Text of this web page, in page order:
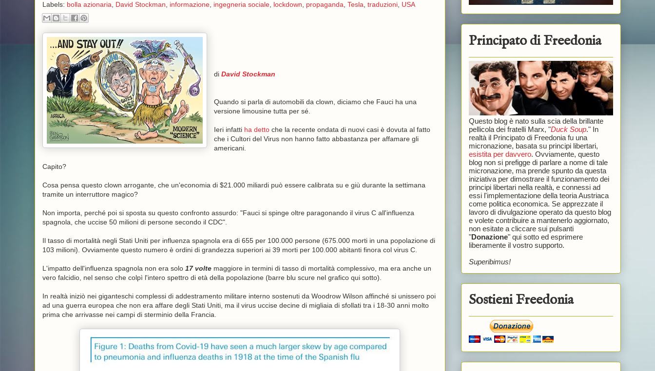
Labels: bolla azionaria David Stockman informazione, ingegneria sociale, lockdown propaganda Tesla traduzioni, USA
di David Stockman
Quando si parla di automobili da clown, diciamo che Fauci ha una
versione limousine tutta per sé.
Ieri infatti ha dettoche la recente ondata di nuovi casi è dovuta al fatto
che i Cultori del Virus non hanno fatto abbastanza per affamare gli
americani.
Capito?
Cosa pensa questo clown arrogante, che un'economia di $21.000 miliardi può essere calibrata su e giù durante la settimana
tramite un interruttore magico?
Non importa, perché poi si sposta su questo confronto assurdo: "Fauci si spinge oltre paragonando il virus C all'influenza
spagnola, che uccise 50 milioni di persone secondo il CDC".
Il tasso di mortalità negli Stati Uniti per influenza spagnola era di 655 per 100.000 persone (675.000 morti in una popolazione di
103 milioni). Ovviamente questo numero è ordini di grandezza superiori ai 39 morti per 100.000 abitanti finora col virus C.
L'impatto dell'influenza spagnola non era solo 17 voltemaggiore in termini di tasso di mortalità complessivo, ma era anche un
vero falcidio, nel senso che colpì l'intero spettro di età della popolazione (barre blu scure nel grafico qui sotto).
In realtà iniziò nei giganteschi complessi di addestramento militare interno sostenuti da Woodrow Wilson affinché si unissero poi
ad una guerra europea che non era affare degli Stati Uniti, ma il virus uccise decine di migliaia di sfollati tra i 18-30 anni molto
prima che arrivasse nei campi di sterminio della Francia.
Principato di Freedonia
Questo blog è nato sulla scia della brillante
pellicola dei fratelli Marx, "Duck Soup." In
realtà il Principato di Freedonia fu una
micronazione, basata su principi libertari,
esistita per davvero. Ovviamente, questo
blog non si prefigge di parlare a nome di tale
micronazione, ma prende spunto da questa
iniziativa per dimostrare il funzionamento dei
principi libertari nella realtà, e connessi ad
essi l'implementazione della teoria Austriaca
come politica economica. Se apprezzate il
lavoro di divulgazione operato da questo blog
e volete contribuire a mantenerlo aggiornato,
non esitate a cliccare sui pulsanti
"Donazione" qui sotto ed esprimere
liberamente il vostro supporto.
Superibimus!
Sostieni Freedonia